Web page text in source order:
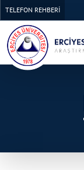
TELEFON REHBERİ